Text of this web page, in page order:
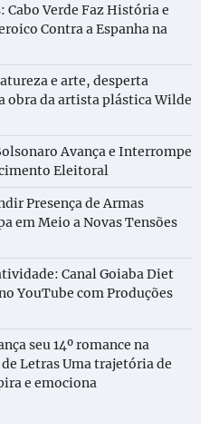
Cabo Verde Faz História e
Contra a Espanha na
e arte, desperta
obra da artista plástica Wilde
Avança e Interrompe
Eleitoral
Presença de Armas
em Meio a Novas Tensões
Canal Goiaba Diet
YouTube com Produções
seu 14º romance na
Letras Uma trajetória de
e emociona